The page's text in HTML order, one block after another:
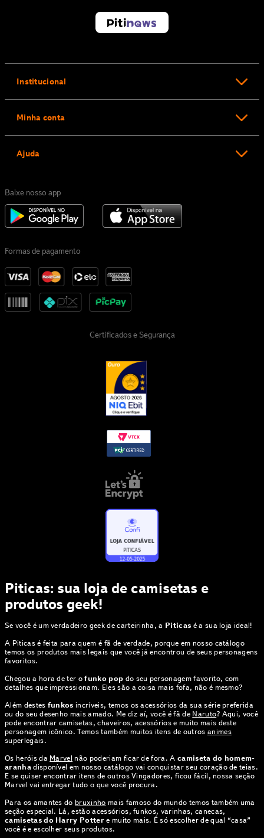
Institucional
Minha conta
Ajuda
Baixe nosso app
Formas de pagamento
Certificados e Segurança
Piticas: sua loja de camisetas e
produtos geek!
Se você é um verdadeiro geek de carteirinha, a Piticas é a sua loja ideal!
A Piticas é feita para quem é fã de verdade, porque em nosso catálogo
temos os produtos mais legais que você já encontrou de seus personagens
favoritos.
Chegou a hora de ter ofunko pop do seu personagem favorito, com
detalhes que impressionam. Eles são a coisa mais fofa, não é mesmo?
Além destes funkos incríveis, temos os acessórios da sua série preferida
ou do seu desenho mais amado. Me diz aí, você é fã de Naruto? Aqui, você
pode encontrar camisetas, chaveiros, acessórios e muito mais deste
personagem icônico. Temos também muitos itens de outros animes
superlegais.
Os heróis da Marvel não poderiam ficar de fora. Acamiseta do homem-
aranhadisponível em nosso catálogo vai conquistar seu coração de teias.
E se quiser encontrar itens de outros Vingadores, ficou fácil, nossa seção
Marvel vai entregar tudo o que você procura.
Para os amantes dobruxinho mais famoso do mundo temos também uma
seção especial. Lá, estão acessórios, funkos, varinhas, canecas,
camisetas do Harry Potter e muito mais. É só escolher de qual “casa”
você é e escolher seus produtos.